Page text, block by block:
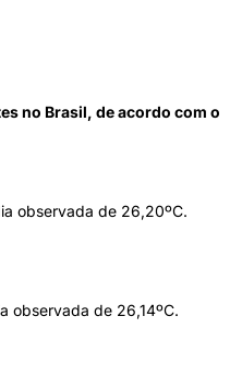
no Brasil, de acordo com o
observada de 26,20ºC.
observada de 26,14ºC.